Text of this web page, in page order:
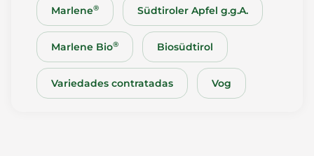
Marlene® Südtiroler Apfel g.g.A.
Marlene Bio® Biosüdtirol
Variedades contratadas Vog